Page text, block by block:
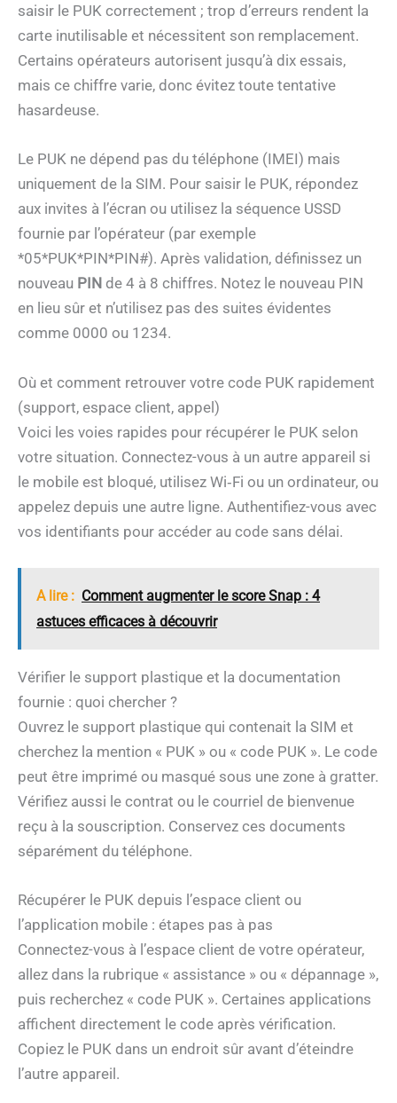
saisir le PUK correctement ; trop d’erreurs rendent la
carte inutilisable et nécessitent son remplacement.
Certains opérateurs autorisent jusqu’à dix essais,
mais ce chiffre varie, donc évitez toute tentative
hasardeuse.
Le PUK ne dépend pas du téléphone (IMEI) mais
uniquement de la SIM. Pour saisir le PUK, répondez
aux invites à l’écran ou utilisez la séquence USSD
fournie par l’opérateur (par exemple
*05*PUK*PIN*PIN#). Après validation, définissez un
nouveau PIN de 4 à 8 chiffres. Notez le nouveau PIN
en lieu sûr et n’utilisez pas des suites évidentes
comme 0000 ou 1234.
Où et comment retrouver votre code PUK rapidement
(support, espace client, appel)
Voici les voies rapides pour récupérer le PUK selon
votre situation. Connectez-vous à un autre appareil si
le mobile est bloqué, utilisez Wi‑Fi ou un ordinateur, ou
appelez depuis une autre ligne. Authentifiez-vous avec
vos identifiants pour accéder au code sans délai.
A lire : Comment augmenter le score Snap : 4
astuces efficaces à découvrir
Vérifier le support plastique et la documentation
fournie : quoi chercher ?
Ouvrez le support plastique qui contenait la SIM et
cherchez la mention « PUK » ou « code PUK ». Le code
peut être imprimé ou masqué sous une zone à gratter.
Vérifiez aussi le contrat ou le courriel de bienvenue
reçu à la souscription. Conservez ces documents
séparément du téléphone.
Récupérer le PUK depuis l’espace client ou
l’application mobile : étapes pas à pas
Connectez-vous à l’espace client de votre opérateur,
allez dans la rubrique « assistance » ou « dépannage »,
puis recherchez « code PUK ». Certaines applications
affichent directement le code après vérification.
Copiez le PUK dans un endroit sûr avant d’éteindre
l’autre appareil.